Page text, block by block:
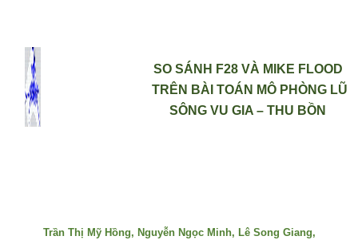
SO SÁNH F28 VÀ MIKE FLOOD
TRÊN BÀI TOÁN MÔ PHÒNG LŨ
SÔNG VU GIA – THU BỒN
Trần Thị Mỹ Hồng, Nguyễn Ngọc Minh, Lê Song Giang,